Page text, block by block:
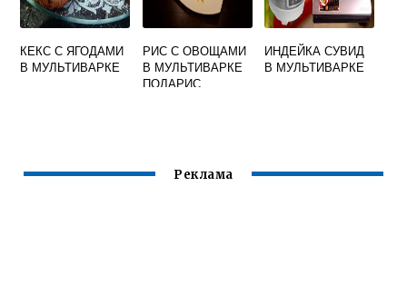
КЕКС С ЯГОДАМИ
В МУЛЬТИВАРКЕ
РИС С ОВОЩАМИ
В МУЛЬТИВАРКЕ
ПОЛАРИС
ИНДЕЙКА СУВИД
В МУЛЬТИВАРКЕ
Реклама